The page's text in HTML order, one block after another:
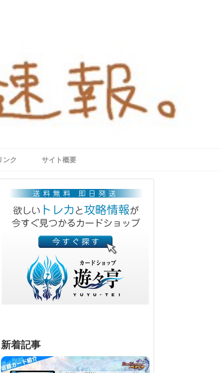
ンク サイト概要
新着記事